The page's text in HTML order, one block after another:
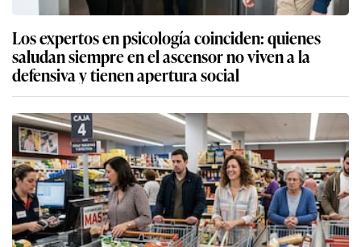
Los expertos en psicología coinciden: quienes
saludan siempre en el ascensor no viven a la
defensiva y tienen apertura social